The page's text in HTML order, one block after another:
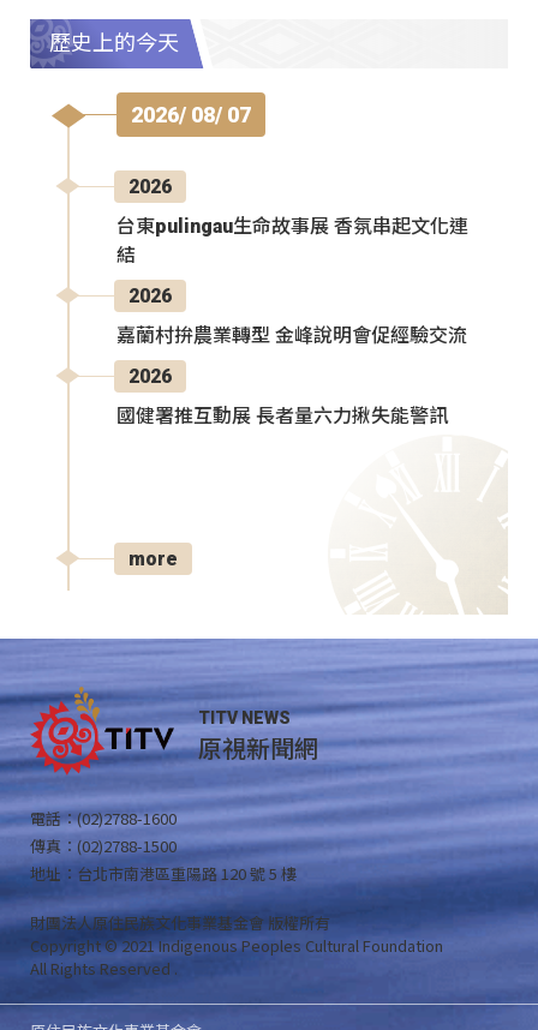
歷史上的今天
2026/ 08/ 07
2026
台東pulingau生命故事展 香氛串起文化連
結
2026
嘉蘭村拚農業轉型 金峰說明會促經驗交流
2026
國健署推互動展 長者量六力揪失能警訊
more
TITV NEWS
原視新聞網
電話：(02)2788-1600
傳真：(02)2788-1500
地址：台北市南港區重陽路 120 號 5 樓
財團法人原住民族文化事業基金會 版權所有
Copyright © 2021 Indigenous Peoples Cultural Foundation
All Rights Reserved .